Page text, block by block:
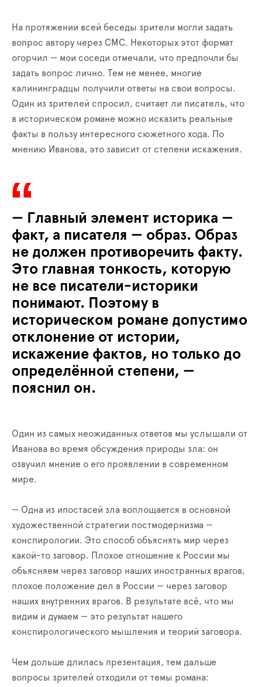
На протяжении всей беседы зрители могли задать
вопрос автору через СМС. Некоторых этот формат
огорчил — мои соседи отмечали, что предпочли бы
задать вопрос лично. Тем не менее, многие
калининградцы получили ответы на свои вопросы.
Один из зрителей спросил, считает ли писатель, что
в историческом романе можно исказить реальные
факты в пользу интересного сюжетного хода. По
мнению Иванова, это зависит от степени искажения.
— Главный элемент историка —
факт, а писателя — образ. Образ
не должен противоречить факту.
Это главная тонкость, которую
не все писатели-историки
понимают. Поэтому в
историческом романе допустимо
отклонение от истории,
искажение фактов, но только до
определённой степени, —
пояснил он.
Один из самых неожиданных ответов мы услышали от
Иванова во время обсуждения природы зла: он
озвучил мнение о его проявлении в современном
мире.
— Одна из ипостасей зла воплощается в основной
художественной стратегии постмодернизма —
конспирологии. Это способ объяснять мир через
какой-то заговор. Плохое отношение к России мы
объясняем через заговор наших иностранных врагов,
плохое положение дел в России — через заговор
наших внутренних врагов. В результате всё, что мы
видим и думаем — это результат нашего
конспирологического мышления и теорий заговора.
Чем дольше длилась презентация, тем дальше
вопросы зрителей отходили от темы романа: